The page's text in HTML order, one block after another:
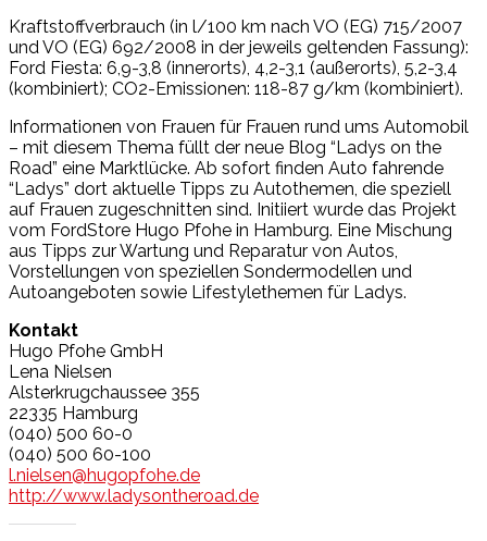
Kraftstoffverbrauch (in l/100 km nach VO (EG) 715/2007
und VO (EG) 692/2008 in der jeweils geltenden Fassung):
Ford Fiesta: 6,9-3,8 (innerorts), 4,2-3,1 (außerorts), 5,2-3,4
(kombiniert); CO2-Emissionen: 118-87 g/km (kombiniert).
Informationen von Frauen für Frauen rund ums Automobil
– mit diesem Thema füllt der neue Blog “Ladys on the
Road” eine Marktlücke. Ab sofort finden Auto fahrende
“Ladys” dort aktuelle Tipps zu Autothemen, die speziell
auf Frauen zugeschnitten sind. Initiiert wurde das Projekt
vom FordStore Hugo Pfohe in Hamburg. Eine Mischung
aus Tipps zur Wartung und Reparatur von Autos,
Vorstellungen von speziellen Sondermodellen und
Autoangeboten sowie Lifestylethemen für Ladys.
Kontakt
Hugo Pfohe GmbH
Lena Nielsen
Alsterkrugchaussee 355
22335 Hamburg
(040) 500 60-0
(040) 500 60-100
l.nielsen@hugopfohe.de
http://www.ladysontheroad.de